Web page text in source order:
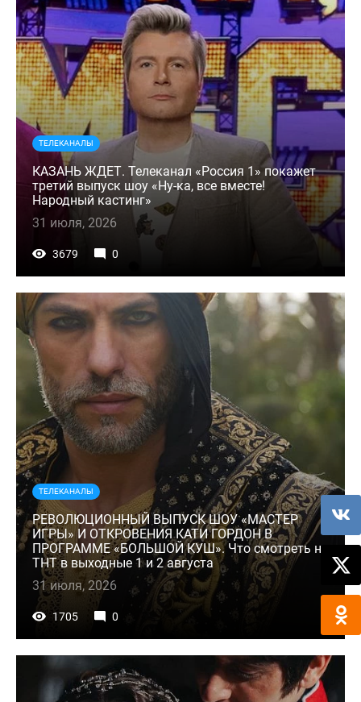
ТЕЛЕКАНАЛЫ
КАЗАНЬ ЖДЕТ. Телеканал «Россия 1» покажет
третий выпуск шоу «Ну-ка, все вместе!
Народный кастинг»
31 июля, 2026
3679 0
ТЕЛЕКАНАЛЫ
РЕВОЛЮЦИОННЫЙ ВЫПУСК ШОУ «МАСТЕР
ИГРЫ» И ОТКРОВЕНИЯ КАТИ ГОРДОН В
ПРОГРАММЕ «БОЛЬШОЙ КУШ». Что смотреть на
ТНТ в выходные 1 и 2 августа
31 июля, 2026
1705 0